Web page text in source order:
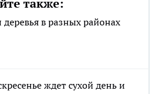
также:
в разных районах
ждет сухой день и